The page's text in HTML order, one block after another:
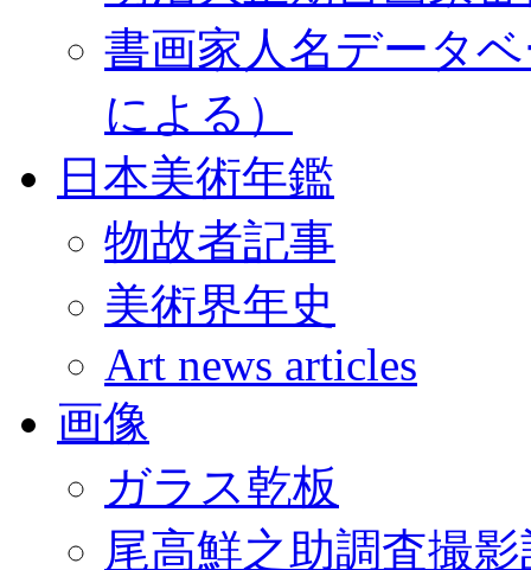
書画家人名データ
による）
日本美術年鑑
物故者記事
美術界年史
Art news articles
画像
ガラス乾板
尾高鮮之助調査撮